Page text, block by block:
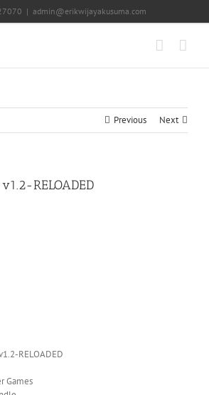
| admin@erikwijayakusuma.com
Previous Next
RELOADED
RELOADED
Games